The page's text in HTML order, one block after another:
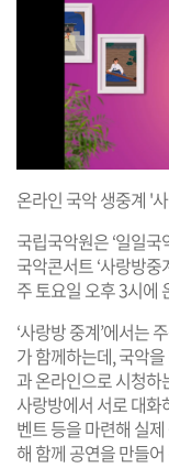
온라인 국악 생중계 '
국립국악원은 ‘일일
국악콘서트 ‘사랑방
주 토요일 오후 3시에
‘사랑방 중계’에서는
가 함께하는데, 국악
과 온라인으로 시청하
사랑방에서 서로 대화
벤트 등을 마련해 실
해 함께 공연을 만들